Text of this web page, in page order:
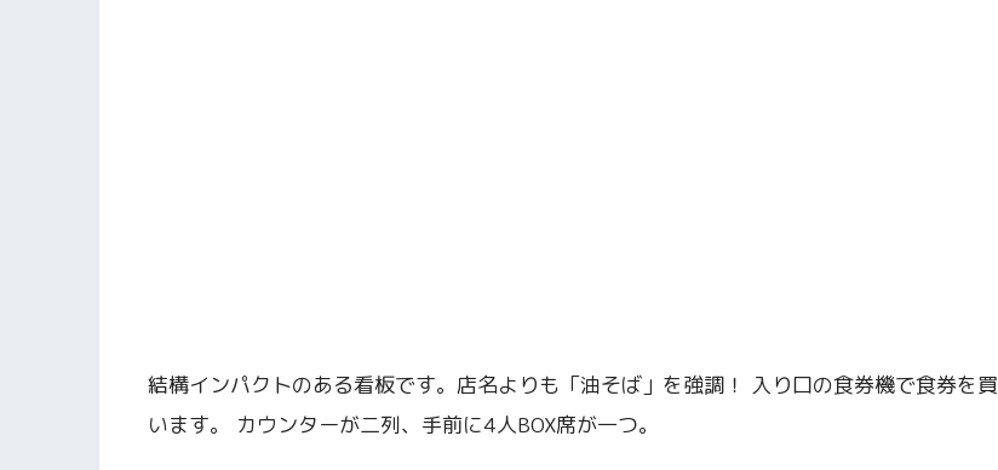
結構インパクトのある看板です。店名よりも「油そば」を強調！ 入り口の食券機で食券を買
います。 カウンターが二列、手前に4人BOX席が一つ。